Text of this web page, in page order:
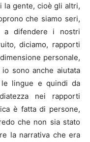
la gente, cioè gli altri,
che siamo seri,
a difendere i nostri
diciamo, rapporti
personale,
sono anche aiutata
lingue e quindi da
nei rapporti
è fatta di persone,
che non sia stato
la narrativa che era